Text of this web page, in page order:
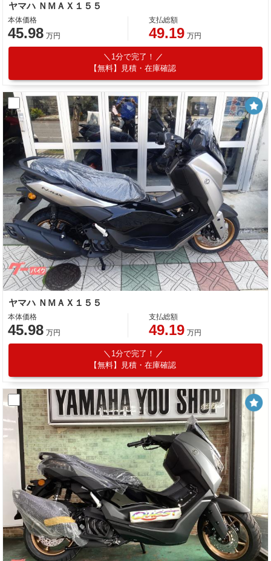
ヤマハ ＮＭＡＸ１５５
本体価格
45.98 万円
支払総額
49.19 万円
1分で完了！
【無料】見積・在庫確認
ヤマハ ＮＭＡＸ１５５
本体価格
45.98 万円
支払総額
49.19 万円
1分で完了！
【無料】見積・在庫確認